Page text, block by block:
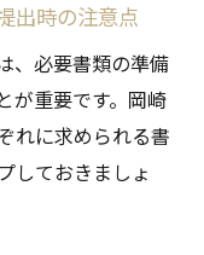
重要ポイント
リスクと防止
実践的注意事
出時の注意点
、必要書類の準備
が重要です。岡崎
れに求められる書
しておきましょ